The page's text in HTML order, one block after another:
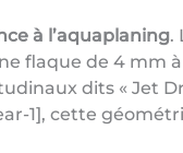
à l’aquaplaning.
flaque de 4 mm
dits « Jet
1], cette